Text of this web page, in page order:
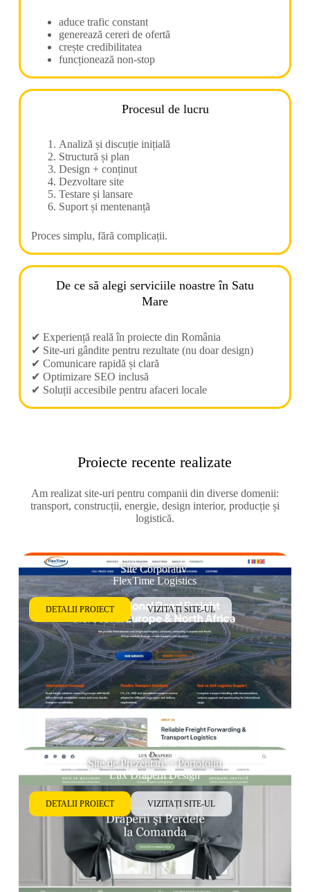
aduce trafic constant
generează cereri de ofertă
crește credibilitatea
funcționează non-stop
Procesul de lucru
Analiză și discuție inițială
Structură și plan
Design + conținut
Dezvoltare site
Testare și lansare
Suport și mentenanță
Proces simplu, fără complicații.
De ce să alegi serviciile noastre în Satu
Mare
✔ Experiență reală în proiecte din România
✔ Site-uri gândite pentru rezultate (nu doar design)
✔ Comunicare rapidă și clară
✔ Optimizare SEO inclusă
✔ Soluții accesibile pentru afaceri locale
Proiecte recente realizate
Am realizat site-uri pentru companii din diverse domenii:
transport, construcții, energie, design interior, producție și
logistică.
Site Corporativ
FlexTime Logistics
DETALII PROIECT VIZITAȚI SITE-UL
Site de Prezentare + Portofoliu
Lux Draperii Design
DETALII PROIECT VIZITAȚI SITE-UL